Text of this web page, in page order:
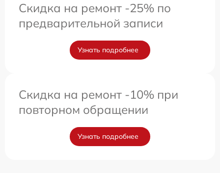
Скидка на ремонт -25% по
предварительной записи
Узнать подробнее
Скидка на ремонт -10% при
повторном обращении
Узнать подробнее